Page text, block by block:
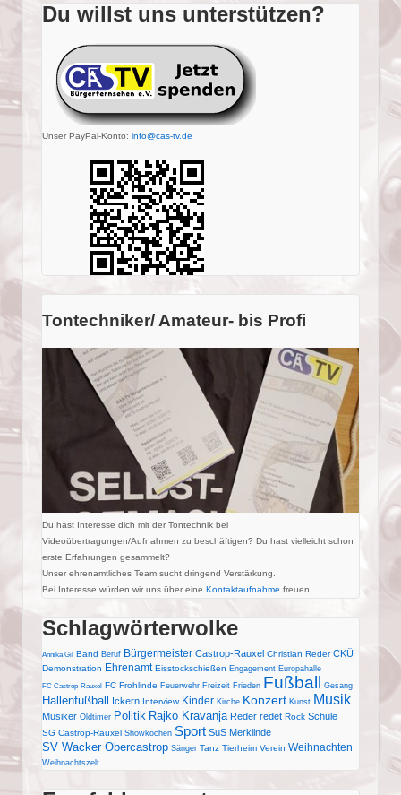
Du willst uns unterstützen?
Unser PayPal-Konto: info@cas-tv.de
Tontechniker/ Amateur- bis Profi
Du hast Interesse dich mit der Tontechnik bei
Videoübertragungen/Aufnahmen zu beschäftigen? Du hast vielleicht schon
erste Erfahrungen gesammelt?
Unser ehrenamtliches Team sucht dringend Verstärkung.
Bei Interesse würden wir uns über eine Kontaktaufnahme freuen.
Schlagwörterwolke
Annika Gil Band Beruf Bürgermeister Castrop-Rauxel Christian Reder CKÜ
Demonstration Ehrenamt Eisstockschießen Engagement Europahalle
FC Castrop-Rauxel FC Frohlinde Feuerwehr Freizeit Frieden Fußball Gesang
Hallenfußball Ickern Interview Kinder Kirche Konzert Kunst Musik
Musiker Oldtimer Politik Rajko Kravanja Reder redet Rock Schule
SG Castrop-Rauxel Showkochen Sport SuS Merklinde
SV Wacker Obercastrop Sänger Tanz Tierheim Verein Weihnachten
Weihnachtszelt